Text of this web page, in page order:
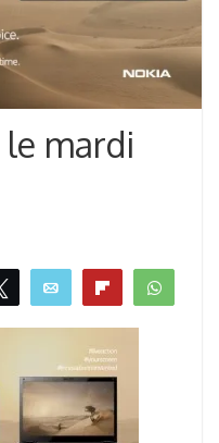
mardi
Tweetez Email Flip